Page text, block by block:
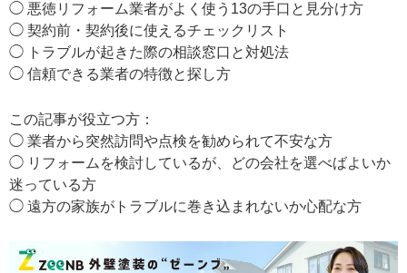
◯ 悪徳リフォーム業者がよく使う13の手口と見分け方
◯ 契約前・契約後に使えるチェックリスト
◯ トラブルが起きた際の相談窓口と対処法
◯ 信頼できる業者の特徴と探し方
この記事が役立つ方：
◯ 業者から突然訪問や点検を勧められて不安な方
◯ リフォームを検討しているが、どの会社を選べばよいか
迷っている方
◯ 遠方の家族がトラブルに巻き込まれないか心配な方